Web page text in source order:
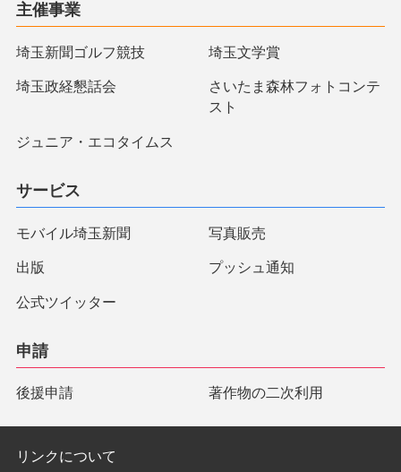
主催事業
埼玉新聞ゴルフ競技 埼玉文学賞
埼玉政経懇話会
さいたま森林フォトコンテ
スト
ジュニア・エコタイムス
サービス
モバイル埼玉新聞 写真販売
出版 プッシュ通知
公式ツイッター
申請
後援申請 著作物の二次利用
リンクについて